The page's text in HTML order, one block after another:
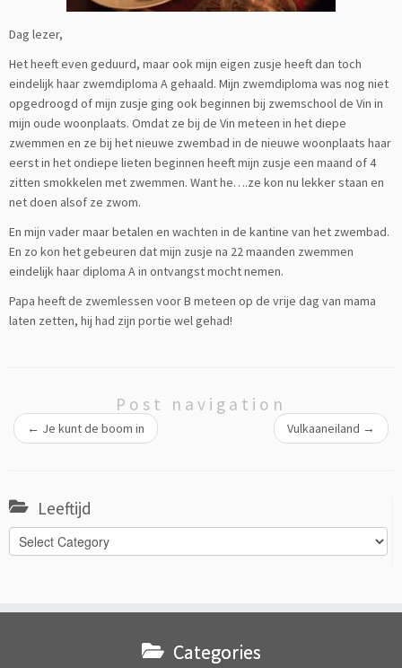
Dag lezer,
Het heeft even geduurd, maar ook mijn eigen zusje heeft dan toch
eindelijk haar zwemdiploma A gehaald. Mijn zwemdiploma was nog niet
opgedroogd of mijn zusje ging ook beginnen bij zwemschool de Vin in
mijn oude woonplaats. Omdat ze bij de Vin meteen in het diepe
zwemmen en ze bij het nieuwe zwembad in de nieuwe woonplaats haar
eerst in het ondiepe lieten beginnen heeft mijn zusje een maand of 4
zitten smokkelen met zwemmen. Want he….ze kon nu lekker staan en
net doen alsof ze zwom.
En mijn vader maar betalen en wachten in de kantine van het zwembad.
En zo kon het gebeuren dat mijn zusje na 22 maanden zwemmen
eindelijk haar diploma A in ontvangst mocht nemen.
Papa heeft de zwemlessen voor B meteen op de vrije dag van mama
laten zetten, hij had zijn portie wel gehad!
Post navigation
← Je kunt de boom in Vulkaaneiland →
Leeftijd
Leeftijd
Categories